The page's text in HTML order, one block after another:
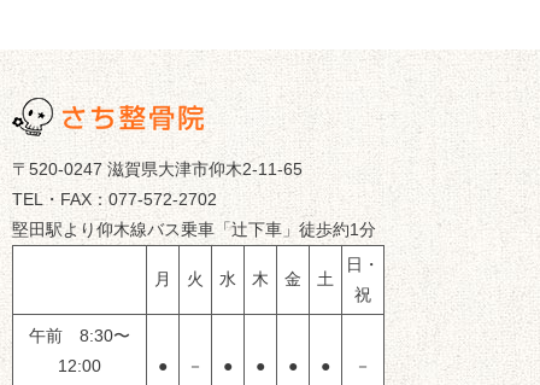
〒520-0247 滋賀県大津市仰木2-11-65
TEL・FAX：077-572-2702
堅田駅より仰木線バス乗車「辻下車」徒歩約1分
月 火 水 木 金 土
日・
祝
午前 8:30〜
12:00
● － ● ● ● ● －